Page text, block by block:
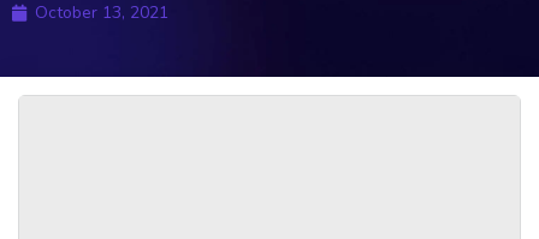
October 13, 2021